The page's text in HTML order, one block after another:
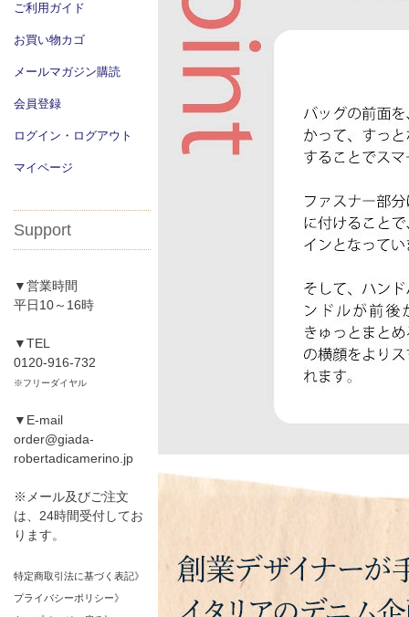
ご利用ガイド
お買い物カゴ
メールマガジン購読
会員登録
ログイン・ログアウト
マイページ
Support
▼営業時間
平日10～16時
▼TEL
0120-916-732
※フリーダイヤル
▼E-mail
order@giada-
robertadicamerino.jp
※メール及びご注文
は、24時間受付してお
ります。
特定商取引法に基づく表記》
プライバシーポリシー》